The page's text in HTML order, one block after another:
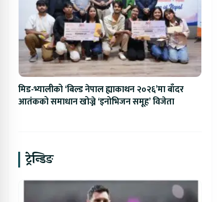
मिड-भ्यालीको ‘बिल्ड नेपाल ह्याकाथन २०२६’मा बाँदर
आतंकको समाधान खोज्ने ‘इनोभिजन समूह’ विजेता
ट्रेन्डिङ